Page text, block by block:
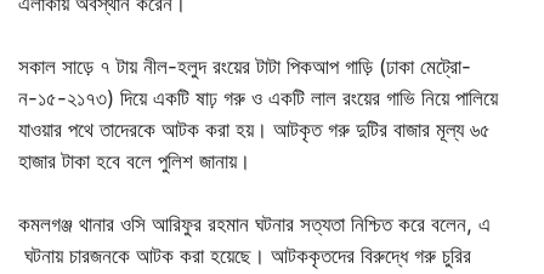
সকাল সাড়ে ৭ টায় নীল-হলুদ রংয়ের টাটা পিকআপ গাড়ি (ঢাকা মেট্রো-
ন-১৫-২১৭৩) দিয়ে একটি ষাঢ় গরু ও একটি লাল রংয়ের গাভি নিয়ে পালিয়ে
যাওয়ার পথে তাদেরকে আটক করা হয়। আটকৃত গরু দুটির বাজার মূল্য ৬৫
হাজার টাকা হবে বলে পুলিশ জানায়।
কমলগঞ্জ থানার ওসি আরিফুর রহমান ঘটনার সত্যতা নিশ্চিত করে বলেন, এ
ঘটনায় চারজনকে আটক করা হয়েছে। আটককৃতদের বিরুদ্ধে গরু চুরির